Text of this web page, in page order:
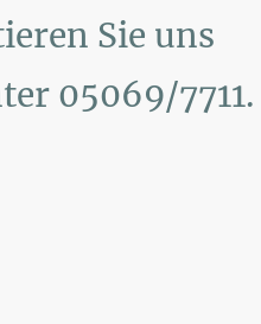
Sie uns
05069/7711.